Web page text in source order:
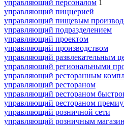
управляющий персоналом 1
управляющий пиццерией
управляющий пищевым
управляющий подразделением
управляющий проектом
управляющий производством
управляющий развлекательным
управляющий региональными
управляющий ресторанным
управляющий рестораном
управляющий рестораном
управляющий рестораном
управляющий розничной сети
управляющий розничным